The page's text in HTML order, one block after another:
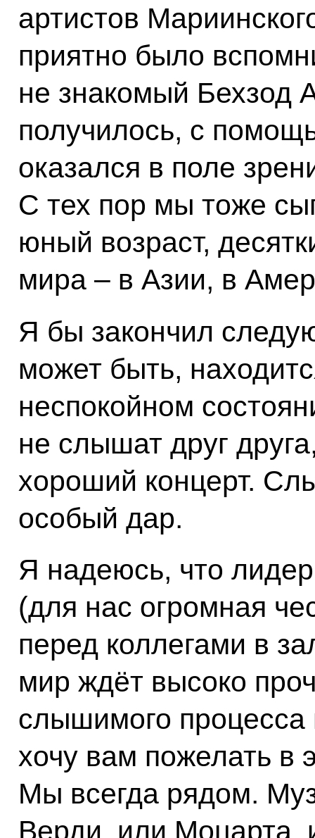
артистов
приятно было
не знакомый Бехзод
получилось, с
оказался в поле
С тех пор мы тоже
юный возраст,
мира – в Азии, в
Я бы закончил
может быть,
неспокойном
не слышат друг
хороший концерт.
особый дар.
Я надеюсь, что
(для нас огромная
перед коллегами в
мир ждёт высоко
слышимого процесса
хочу вам пожелать в
Мы всегда рядом.
Верди, или Моцарта,